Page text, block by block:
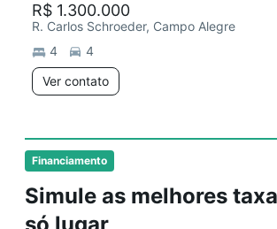
Financiamento
Simule as melhores
R$ 1.300.000
R. Carlos Schroeder, Campo Alegre
4
4
Ver contato